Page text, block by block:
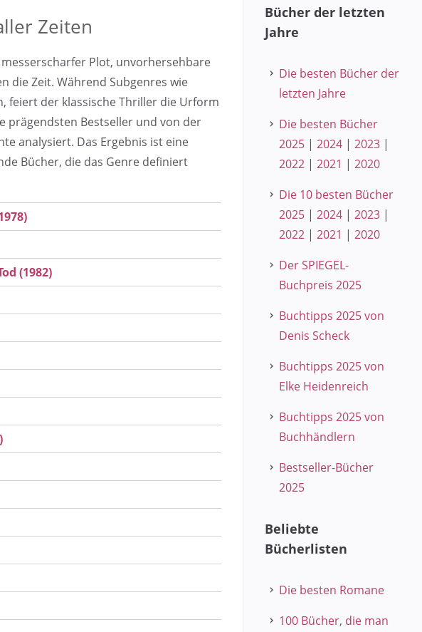
Zeiten
Plot, unvorhersehbare
die Zeit. Während Subgenres wie
feiert der klassische Thriller die Urform
prägendsten Bestseller und von der
analysiert. Das Ergebnis ist eine
Bücher, die das Genre definiert
(1982)
Bücher der letzten
Jahre
Die besten Bücher der
letzten Jahre
Die besten Bücher
2025 | 2024 | 2023 |
2022 | 2021 | 2020
Die 10 besten Bücher
2025 | 2024 | 2023 |
2022 | 2021 | 2020
Der SPIEGEL-
Buchpreis 2025
Buchtipps 2025 von
Denis Scheck
Buchtipps 2025 von
Elke Heidenreich
Buchtipps 2025 von
Buchhändlern
Bestseller-Bücher
2025
Beliebte
Bücherlisten
Die besten Romane
100 Bücher, die man